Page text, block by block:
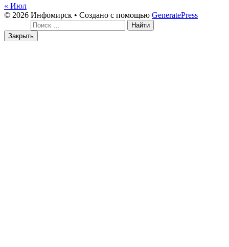
« Июл
© 2026 Инфомирск • Создано с помощью GeneratePress
Закрыть